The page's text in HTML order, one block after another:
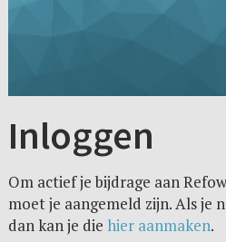
Inloggen
Om actief je bijdrage aan
moet je aangemeld zijn. Als je
dan kan je die hier aanmaken.